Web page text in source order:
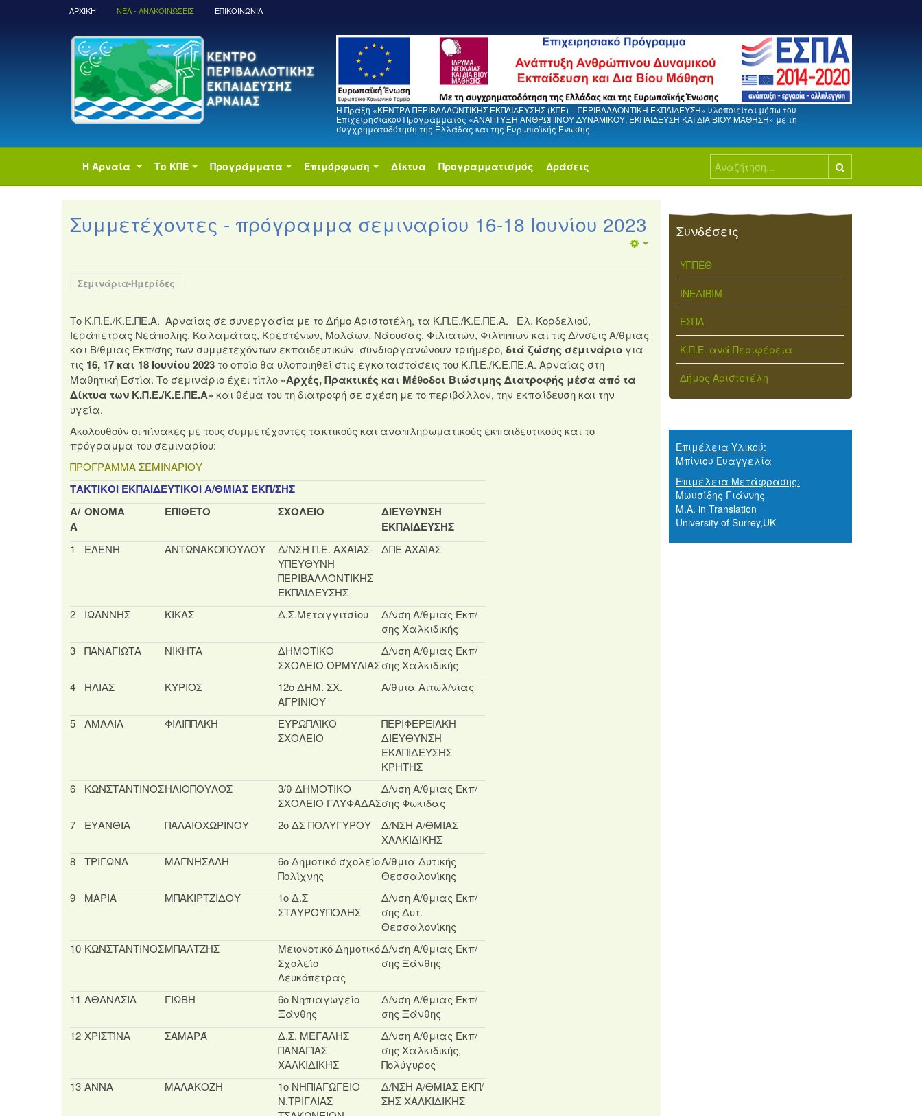
ΑΡΧΙΚΉ ΝΈΑ - ΑΝΑΚΟΙΝΏΣΕΙΣ ΕΠΙΚΟΙΝΩΝΙΑ
Η Πράξη «ΚΕΝΤΡΑ ΠΕΡΙΒΑΛΛΟΝΤΙΚΗΣ ΕΚΠΑΙΔΕΥΣΗΣ (ΚΠΕ) – ΠΕΡΙΒΑΛΛΟΝΤΙΚΗ ΕΚΠΑΙΔΕΥΣΗ» υλοποιείται μέσω του
Επιχειρησιακού Προγράμματος «ΑΝΑΠΤΥΞΗ ΑΝΘΡΩΠΙΝΟΥ ΔΥΝΑΜΙΚΟΥ, ΕΚΠΑΙΔΕΥΣΗ ΚΑΙ ΔΙΑ ΒΙΟΥ ΜΑΘΗΣΗ» με τη
συγχρηματοδότηση της Ελλάδας και της Ευρωπαϊκής Ένωσης
Η Αρναία Το ΚΠΕ Προγράμματα Επιμόρφωση Δίκτυα Προγραμματισμός Δράσεις Αναζήτηση...
Συμμετέχοντες - πρόγραμμα σεμιναρίου 16-18 Ιουνίου 2023
Σεμινάρια-Ημερίδες
Το Κ.Π.Ε./Κ.Ε.ΠΕ.Α. Αρναίας σε συνεργασία με το Δήμο Αριστοτέλη, τα Κ.Π.Ε./Κ.Ε.ΠΕ.Α. Ελ. Κορδελιού,
Ιεράπετρας Νεάπολης, Καλαμάτας, Κρεστένων, Μολάων, Νάουσας, Φιλιατών, Φιλίππων και τις Δ/νσεις Α/θμιας
και Β/θμιας Εκπ/σης των συμμετεχόντων εκπαιδευτικών συνδιοργανώνουν τριήμερο, διά ζώσης σεμινάριο για
τις 16, 17 και 18 Ιουνίου 2023 το οποίο θα υλοποιηθεί στις εγκαταστάσεις του Κ.Π.Ε./Κ.Ε.ΠΕ.Α. Αρναίας στη
Μαθητική Εστία. Το σεμινάριο έχει τίτλο «Αρχές, Πρακτικές και Μέθοδοι Βιώσιμης Διατροφής μέσα από τα
Δίκτυα των Κ.Π.Ε./Κ.Ε.ΠΕ.Α» και θέμα του τη διατροφή σε σχέση με το περιβάλλον, την εκπαίδευση και την
υγεία.
Ακολουθούν οι πίνακες με τους συμμετέχοντες τακτικούς και αναπληρωματικούς εκπαιδευτικούς και το
πρόγραμμα του σεμιναρίου:
ΠΡΟΓΡΑΜΜΑ ΣΕΜΙΝΑΡΙΟΥ
ΤΑΚΤΙΚΟΙ ΕΚΠΑΙΔΕΥΤΙΚΟΙ Α/ΘΜΙΑΣ ΕΚΠ/ΣΗΣ
Α/
Α
ΟΝΟΜΑ ΕΠΙΘΕΤΟ ΣΧΟΛΕΙΟ
ΔΙΕΥΘΥΝΣΗ
ΕΚΠΑΙΔΕΥΣΗΣ
1 ΕΛΕΝΗ ΑΝΤΩΝΑΚΟΠΟΥΛΟΥ
Δ/ΝΣΗ Π.Ε. ΑΧΑΪΑΣ-
ΥΠΕΥΘΥΝΗ
ΠΕΡΙΒΑΛΛΟΝΤΙΚΗΣ
ΕΚΠΑΙΔΕΥΣΗΣ
ΔΠΕ ΑΧΑΪΑΣ
2 ΙΩΑΝΝΗΣ ΚΙΚΑΣ Δ.Σ.Μεταγγιτσίου
Δ/νση Α/θμιας Εκπ/
σης Χαλκιδικής
3
ΠΑΝΑΓΙΩΤΑ ΝΙΚΗΤΑ
ΔΗΜΟΤΙΚΟ
ΣΧΟΛΕΙΟ ΟΡΜΥΛΙΑΣ
Δ/νση Α/θμιας Εκπ/
σης Χαλκιδικής
4
ΗΛΙΑΣ ΚΥΡΙΟΣ
12ο ΔΗΜ. ΣΧ.
ΑΓΡΙΝΙΟΥ
Α/θμια Αιτωλ/νίας
5 ΑΜΑΛΙΑ ΦΙΛΙΠΠΑΚΗ
ΕΥΡΩΠΑΪΚΟ
ΣΧΟΛΕΙΟ
ΠΕΡΙΦΕΡΕΙΑΚΗ
ΔΙΕΥΘΥΝΣΗ
ΕΚΑΠΙΔΕΥΣΗΣ
ΚΡΗΤΗΣ
6
ΚΩΝΣΤΑΝΤΙΝΟΣΗΛΙΟΠΟΥΛΟΣ
3/θ ΔΗΜΟΤΙΚΟ
ΣΧΟΛΕΙΟ ΓΛΥΦΑΔΑΣ
Δ/νση Α/θμιας Εκπ/
σης Φωκιδας
7
ΕΥΑΝΘΙΑ ΠΑΛΑΙΟΧΩΡΙΝΟΥ 2ο ΔΣ ΠΟΛΥΓΥΡΟΥ
Δ/ΝΣΗ Α/ΘΜΙΑΣ
ΧΑΛΚΙΔΙΚΗΣ
8
ΤΡΙΓΩΝΑ ΜΑΓΝΗΣΑΛΗ
6ο Δημοτικό σχολείο
Πολίχνης
Α/θμια Δυτικής
Θεσσαλονίκης
9
ΜΑΡΙΑ ΜΠΑΚΙΡΤΖΙΔΟΥ
1ο Δ.Σ
ΣΤΑΥΡΟΎΠΟΛΗΣ
Δ/νση Α/θμιας Εκπ/
σης Δυτ.
Θεσσαλονίκης
10 ΚΩΝΣΤΑΝΤΙΝΟΣΜΠΑΛΤΖΗΣ
Μειονοτικό Δημοτικό
Σχολείο
Λευκόπετρας
Δ/νση Α/θμιας Εκπ/
σης Ξάνθης
11 ΑΘΑΝΑΣΙΑ ΓΙΩΒΗ
6ο Νηπιαγωγείο
Ξάνθης
Δ/νση Α/θμιας Εκπ/
σης Ξάνθης
12 ΧΡΙΣΤΊΝΑ ΣΑΜΑΡΆ
Δ.Σ. ΜΕΓΆΛΗΣ
ΠΑΝΑΓΊΑΣ
ΧΑΛΚΙΔΙΚΉΣ
Δ/νση Α/θμιας Εκπ/
σης Χαλκιδικής,
Πολύγυρος
13 ΑΝΝΑ ΜΑΛΑΚΟΖΗ
1ο ΝΗΠΙΑΓΩΓΕΙΟ
Ν.ΤΡΙΓΛΙΑΣ
Δ/ΝΣΗ Α/ΘΜΙΑΣ ΕΚΠ/
ΣΗΣ ΧΑΛΚΙΔΙΚΗΣ
Συνδέσεις
ΥΠΠΕΘ
ΙΝΕΔΙΒΙΜ
ΕΣΠΑ
Κ.Π.Ε. ανά Περιφέρεια
Δήμος Αριστοτέλη
Επιμέλεια Υλικού:
Μπίνιου Ευαγγελία
Επιμέλεια Μετάφρασης:
Μωυσίδης Γιάννης
M.A. in Translation
University of Surrey,UK